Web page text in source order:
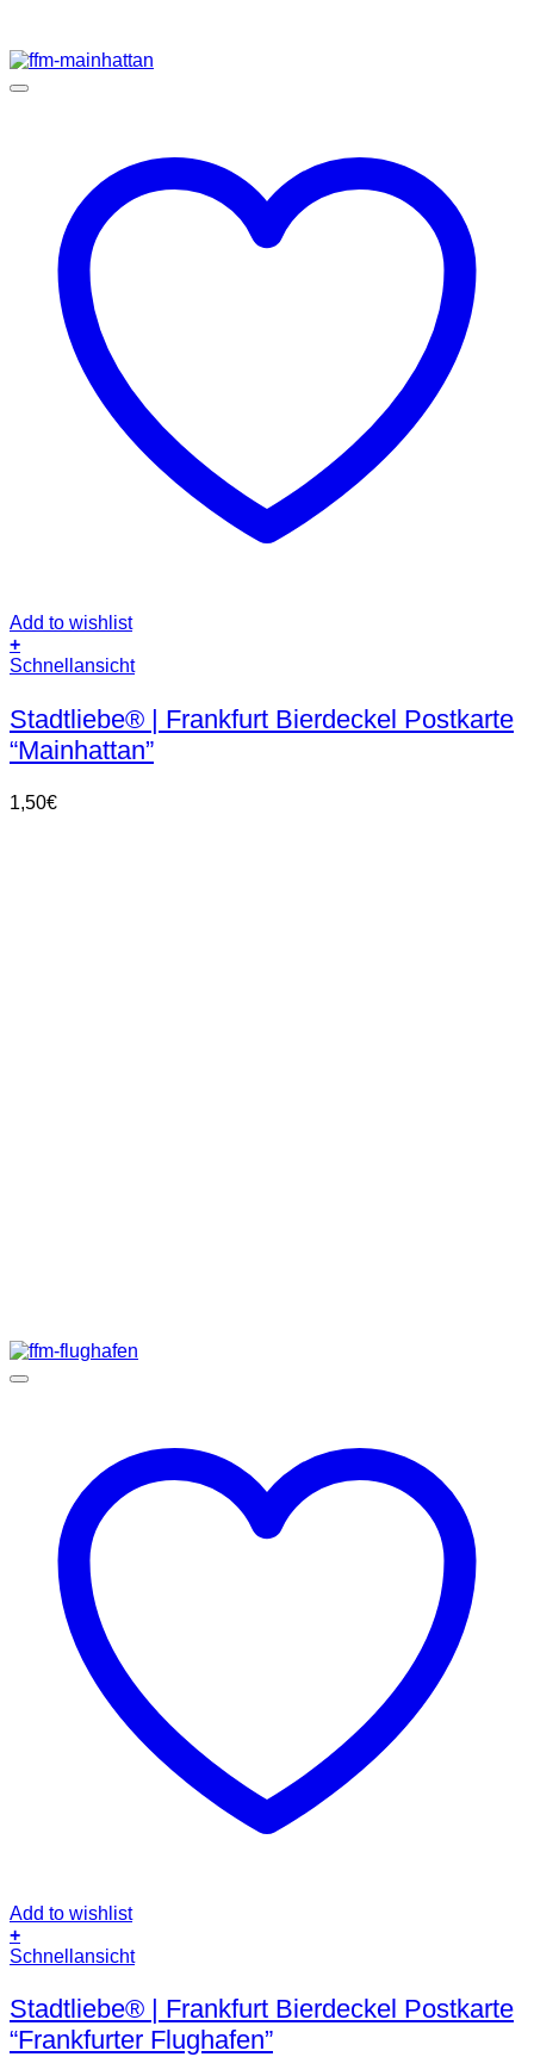
Add to wishlist
+
Schnellansicht
Stadtliebe® | Frankfurt Bierdeckel Postkarte
“Mainhattan”
1,50€
Add to wishlist
+
Schnellansicht
Stadtliebe® | Frankfurt Bierdeckel Postkarte
“Frankfurter Flughafen”